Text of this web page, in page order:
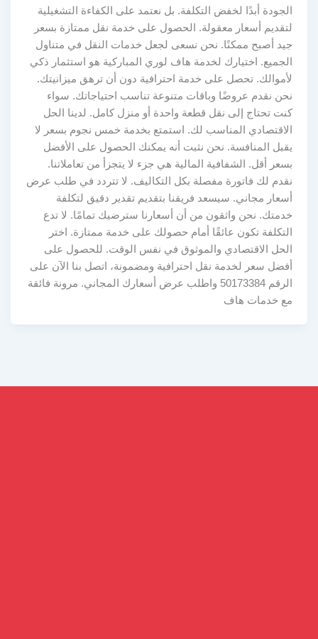
الجودة أبدًا لخفض التكلفة. بل نعتمد على الكفاءة التشغيلية
لتقديم أسعار معقولة. الحصول على خدمة نقل ممتازة بسعر
جيد أصبح ممكنًا. نحن نسعى لجعل خدمات النقل في متناول
الجميع. اختيارك لخدمة هاف لوري المباركية هو استثمار ذكي
لأموالك. تحصل على خدمة احترافية دون أن ترهق ميزانيتك.
نحن نقدم عروضًا وباقات متنوعة تناسب احتياجاتك. سواء
كنت تحتاج إلى نقل قطعة واحدة أو منزل كامل. لدينا الحل
الاقتصادي المناسب لك. استمتع بخدمة خمس نجوم بسعر لا
يقبل المنافسة. نحن نثبت أنه يمكنك الحصول على الأفضل
بسعر أقل. الشفافية المالية هي جزء لا يتجزأ من تعاملاتنا.
نقدم لك فاتورة مفصلة بكل التكاليف. لا تتردد في طلب عرض
أسعار مجاني. سيسعد فريقنا بتقديم تقدير دقيق لتكلفة
خدمتك. نحن واثقون من أن أسعارنا سترضيك تمامًا. لا تدع
التكلفة تكون عائقًا أمام حصولك على خدمة ممتازة. اختر
الحل الاقتصادي والموثوق في نفس الوقت. للحصول على
أفضل سعر لخدمة نقل احترافية ومضمونة، اتصل بنا الآن على
الرقم 50173384 واطلب عرض أسعارك المجاني. مرونة فائقة
مع خدمات هاف